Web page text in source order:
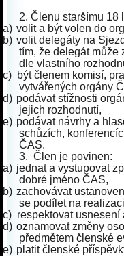
2. Členu staršímu 18
a) volit a být volen do
b) volit delegáty na
tím, že delegát může
dle vlastního
c) být členem komisí,
vytvářených orgány
d) podávat stížnosti
jejich rozhodnutí,
e) podávat návrhy a
schůzích,
ČAS.
3. Člen je povinen:
a) jednat a vystupovat
dobré jméno ČAS,
b) zachovávat
se podílet na
c) respektovat
d) oznamovat změny
předmětem členské
e) platit členské